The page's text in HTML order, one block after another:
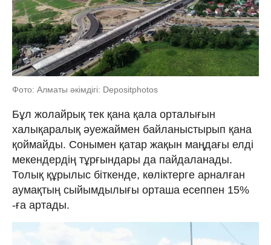
Фото: Алматы әкімдігі: Depositphotos
Бұл жолайрық тек қана қала орталығын
халықаралық әуежаймен байланыстырып қана
қоймайды. Сонымен қатар жақын маңдағы елді
мекендердің тұрғындары да пайдаланады.
Толық құрылыс біткенде, көліктерге арналған
аумақтың сыйымдылығы орташа есеппен 15%
-ға артады.